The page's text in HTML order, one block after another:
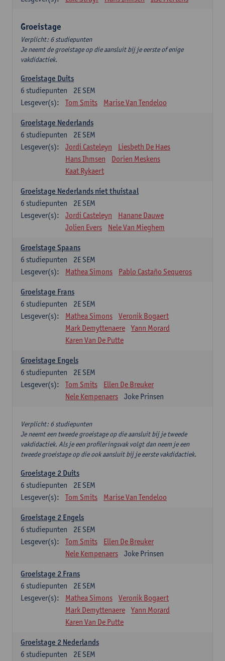
Groeistage
Verplicht: 6 studiepunten
Je neemt de groeistage op die aansluit bij je eerste of enige
vakdidactiek.
Groeistage Duits
2E SEM
6 studiepunten
Lesgever(s):
Tom Smits Marise Van Tendeloo
Groeistage Nederlands
2E SEM
6 studiepunten
Lesgever(s):
Jordi Casteleyn
Liesbeth De Haes
Hans Ihmsen
Dorien Meskens
Kaat Rykaert
Groeistage Nederlands niet thuistaal
2E SEM
6 studiepunten
Lesgever(s):
Jordi Casteleyn
Hanane Dauwe
Jolien Evers
Nele Van Mieghem
Groeistage Spaans
2E SEM
6 studiepunten
Lesgever(s):
Mathea Simons Pablo Castaño Sequeros
Groeistage Frans
2E SEM
6 studiepunten
Lesgever(s):
Mathea Simons
Veronik Bogaert
Mark Demyttenaere
Yann Morard
Karen Van De Putte
Groeistage Engels
2E SEM
6 studiepunten
Lesgever(s):
Tom Smits
Ellen De Breuker
Nele Kempenaers
Joke Prinsen
Verplicht: 6 studiepunten
Je neemt een tweede groeistage op die aansluit bij je tweede
vakdidactiek. Als je een profileringsvak volgt dan neem je een
tweede groeistage op die ook aansluit bij je eerste vakdidactiek.
Groeistage 2 Duits
2E SEM
6 studiepunten
Lesgever(s):
Tom Smits Marise Van Tendeloo
Groeistage 2 Engels
2E SEM
6 studiepunten
Lesgever(s):
Tom Smits
Ellen De Breuker
Nele Kempenaers
Joke Prinsen
Groeistage 2 Frans
2E SEM
6 studiepunten
Lesgever(s):
Mathea Simons
Veronik Bogaert
Mark Demyttenaere
Yann Morard
Karen Van De Putte
Groeistage 2 Nederlands
2E SEM
6 studiepunten